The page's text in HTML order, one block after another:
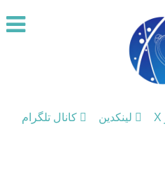
لینکدین کانال تلگرام